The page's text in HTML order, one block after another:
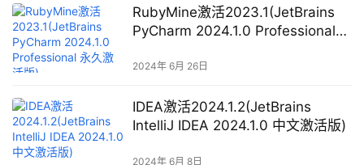
RubyMine激活2023.1(JetBrains
PyCharm 2024.1.0 Professional
2024年 6月 26日
IDEA激活2024.1.2(JetBrains
IntelliJ IDEA 2024.1.0 中文激活版)
2024年 6月 8日